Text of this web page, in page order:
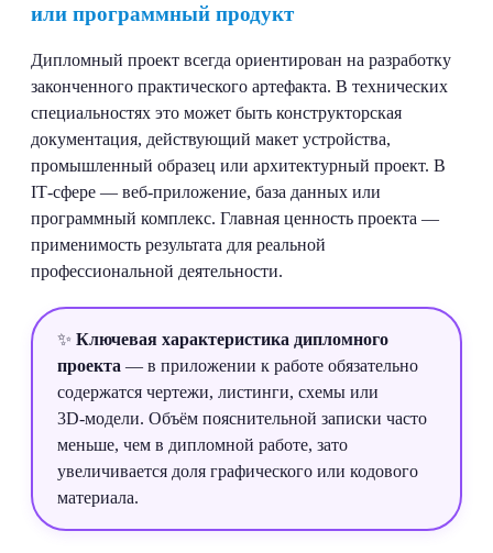
или программный продукт
Дипломный проект всегда ориентирован на разработку
законченного практического артефакта. В технических
специальностях это может быть конструкторская
документация, действующий макет устройства,
промышленный образец или архитектурный проект. В
IT‑сфере — веб‑приложение, база данных или
программный комплекс. Главная ценность проекта —
применимость результата для реальной
профессиональной деятельности.
✨ Ключевая характеристика дипломного
проекта — в приложении к работе обязательно
содержатся чертежи, листинги, схемы или
3D‑модели. Объём пояснительной записки часто
меньше, чем в дипломной работе, зато
увеличивается доля графического или кодового
материала.